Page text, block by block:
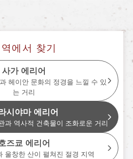
에서 찾기
사가 에리어
헤이안 문화의 정경을 느낄 수 있
는 거리
시야마 에리어
과 역사적 건축물이 조화로운 거리
즈쿄 에리어
울창한 산이 펼쳐진 절경 지역